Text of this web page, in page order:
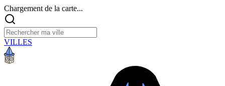
Chargement de la carte...
VILLES